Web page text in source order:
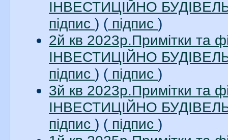
ІНВЕСТИЦІЙНО
підпис ) ( підпис )
2й кв 2023р.Примітки та
ІНВЕСТИЦІЙНО
підпис ) ( підпис )
3й кв 2023р.Примітки та
ІНВЕСТИЦІЙНО
підпис ) ( підпис )